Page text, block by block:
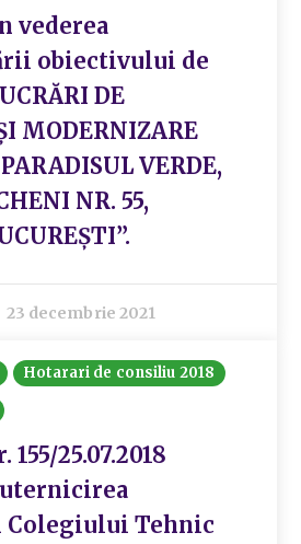
vederea
obiectivului de
DE
MODERNIZARE
VERDE,
NR. 55,
23 decembrie 2021
Hotarari de consiliu 2018
25.07.2018
Tehnic